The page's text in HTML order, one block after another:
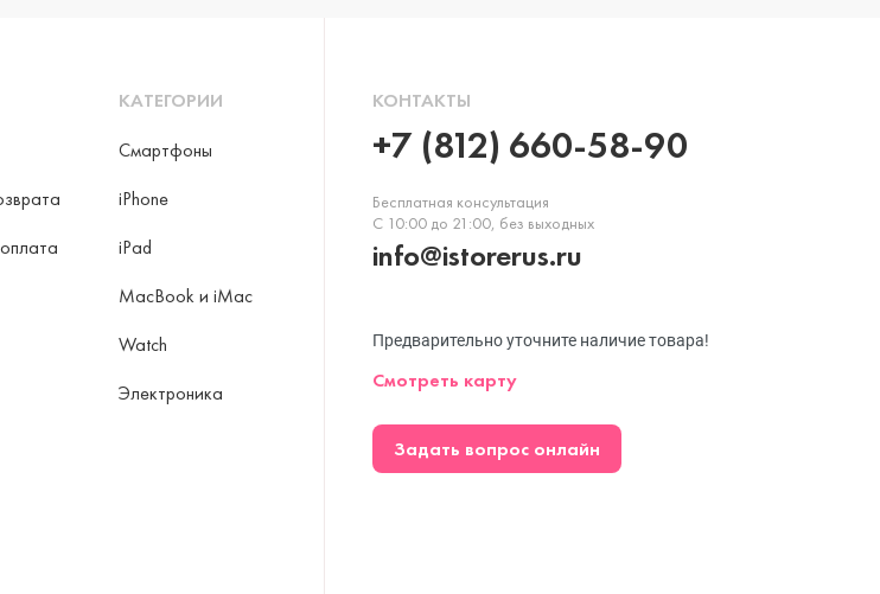
КАТЕГОРИИ
Смартфоны
iPhone
iPad
MacBook и iMac
Watch
Электроника
КОНТАКТЫ
+7 (812) 660-58-90
Бесплатная консультация
С 10:00 до 21:00, без выходных
info@istorerus.ru
Предварительно уточните наличие товара!
Смотреть карту
Задать вопрос онлайн